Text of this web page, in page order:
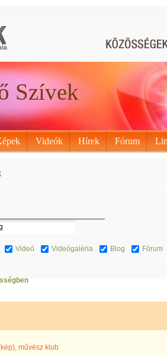
Szívek
Videók Hírek Fórum
Videó Videógaléria Blog Fórum
, művész klub